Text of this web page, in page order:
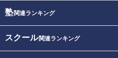
塾関連ランキング
スクール関連ランキング